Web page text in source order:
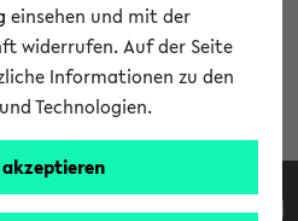
am eKVV
einsehen und mit der
widerrufen. Auf der Seite
Informationen zu den
Technologien.